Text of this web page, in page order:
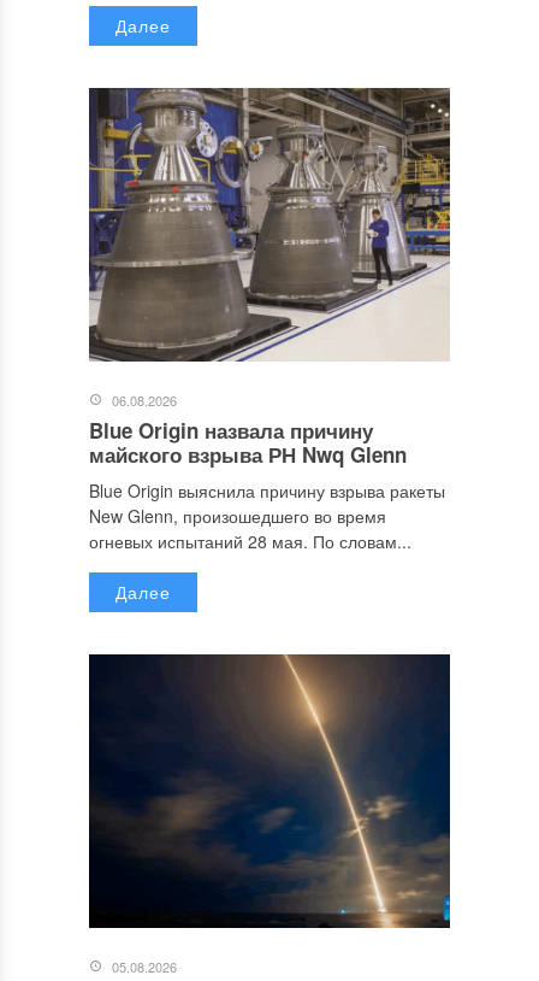
Далее
06.08.2026
Blue Origin назвала причину
майского взрыва РН Nwq Glenn
Blue Origin выяснила причину взрыва ракеты
New Glenn, произошедшего во время
огневых испытаний 28 мая. По словам...
Далее
05.08.2026